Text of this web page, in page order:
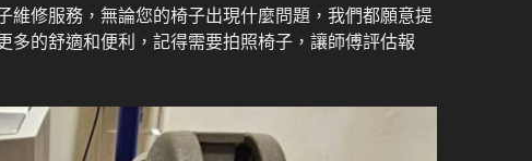
修服務，無論您的椅子出現什麼問題，我們都願意提
的舒適和便利，記得需要拍照椅子，讓師傅評估報